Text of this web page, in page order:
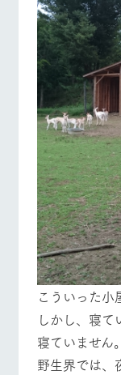
こういった小
しかし、寝
寝ていません。
野生界では、